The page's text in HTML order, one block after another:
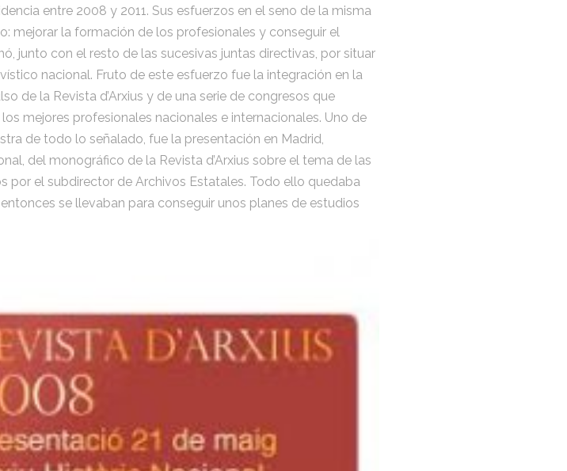
entre 2008 y 2011. Sus esfuerzos en el seno de la misma
mejorar la formación de los profesionales y conseguir el
junto con el resto de las sucesivas juntas directivas, por situar
nacional. Fruto de este esfuerzo fue la integración en la
de la Revista d’Arxius y de una serie de congresos que
mejores profesionales nacionales e internacionales. Uno de
de todo lo señalado, fue la presentación en Madrid,
del monográfico de la Revista d’Arxius sobre el tema de las
el subdirector de Archivos Estatales. Todo ello quedaba
se llevaban para conseguir unos planes de estudios